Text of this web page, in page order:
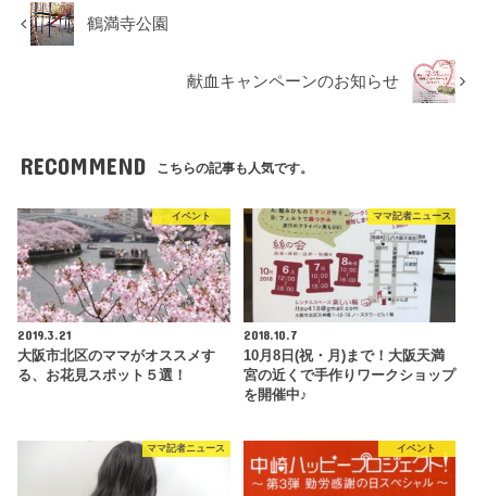
鶴満寺公園
献血キャンペーンのお知らせ
RECOMMEND こちらの記事も人気です。
イベント
2019.3.21
大阪市北区のママがオススメす
る、お花見スポット５選！
ママ記者ニュース
2018.10.7
10月8日(祝・月)まで！大阪天満
宮の近くで手作りワークショップ
を開催中♪
ママ記者ニュース イベント